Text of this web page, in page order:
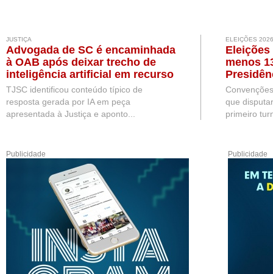
JUSTIÇA
Advogada de SC é encaminhada
à OAB após deixar trecho de
inteligência artificial em recurso
TJSC identificou conteúdo típico de
resposta gerada por IA em peça
apresentada à Justiça e aponto...
ELEIÇÕES 2026
Eleições
menos
que
primeiro
Publicidade Publicidade